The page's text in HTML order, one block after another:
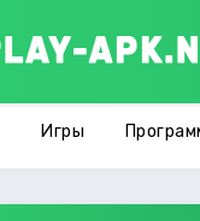
Игры